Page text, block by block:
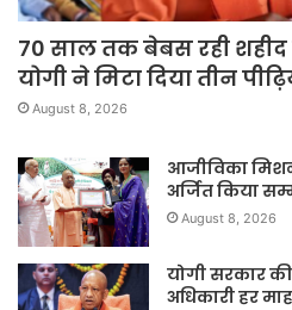
70 साल तक बेबस रही शहीद
योगी ने मिटा दिया तीन
August 8, 2026
आजीविका मिशन
अर्जित किया
August 8, 2026
योगी सरकार
अधिकारी हर